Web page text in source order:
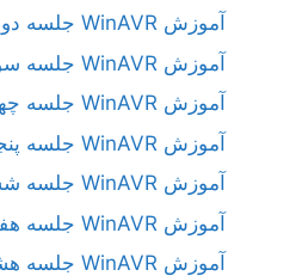
آموزش WinAVR جلسه دوم
آموزش WinAVR جلسه سوم
آموزش WinAVR جلسه چهارم
آموزش WinAVR جلسه پنجم
آموزش WinAVR جلسه ششم
آموزش WinAVR جلسه هفتم
آموزش WinAVR جلسه هشتم